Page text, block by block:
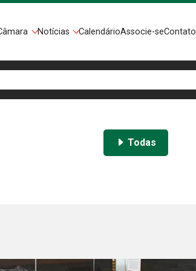
Notícias CalendárioAssocie-seContato
Todas